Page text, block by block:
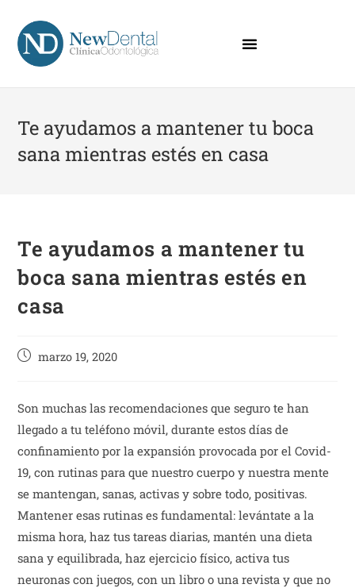
Te ayudamos a mantener tu boca
sana mientras estés en casa
Te ayudamos a mantener tu
boca sana mientras estés en
casa
marzo 19, 2020
Son muchas las recomendaciones que seguro te han
llegado a tu teléfono móvil, durante estos días de
confinamiento por la expansión provocada por el Covid-
19, con rutinas para que nuestro cuerpo y nuestra mente
se mantengan, sanas, activas y sobre todo, positivas.
Mantener esas rutinas es fundamental: levántate a la
misma hora, haz tus tareas diarias, mantén una dieta
sana y equilibrada, haz ejercicio físico, activa tus
neuronas con juegos, con un libro o una revista y que no